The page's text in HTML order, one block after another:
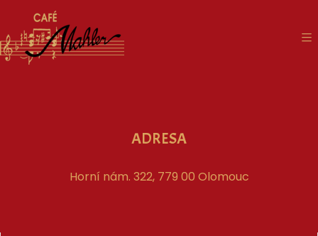
ADRESA
Horní nám. 322, 779 00 Olomouc